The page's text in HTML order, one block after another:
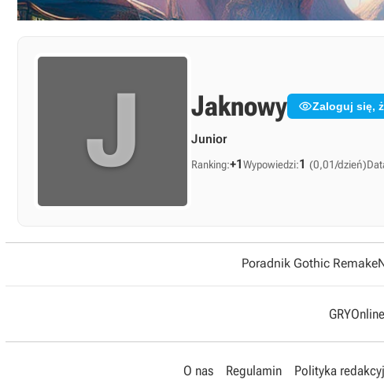
J Jaknowy Zaloguj się,
Junior
Ranking:+1Wypowiedzi:1 (0,01/dzień)
Poradnik Gothic Remake
O nas Regulamin Polityka